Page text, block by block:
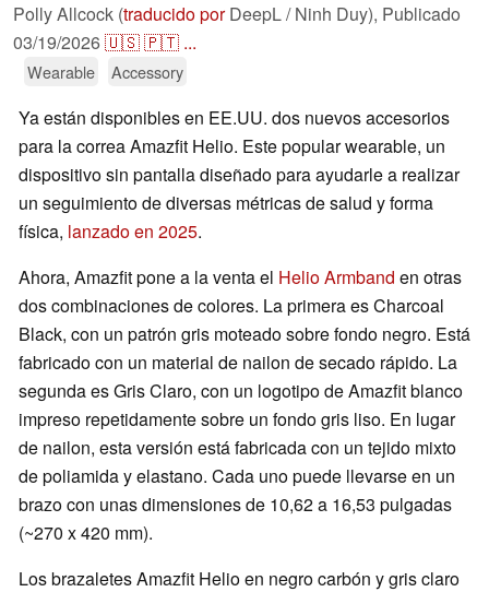
Polly Allcock (traducido porDeepL / Ninh Duy), Publicado
03/19/2026🇺🇸🇵🇹 ...
Wearable Accessory
Ya están disponibles en EE.UU. dos nuevos accesorios
para la correa Amazfit Helio. Este popular wearable, un
dispositivo sin pantalla diseñado para ayudarle a realizar
un seguimiento de diversas métricas de salud y forma
física, lanzado en 2025.
Ahora, Amazfit pone a la venta el Helio Armband en otras
dos combinaciones de colores. La primera es Charcoal
Black, con un patrón gris moteado sobre fondo negro. Está
fabricado con un material de nailon de secado rápido. La
segunda es Gris Claro, con un logotipo de Amazfit blanco
impreso repetidamente sobre un fondo gris liso. En lugar
de nailon, esta versión está fabricada con un tejido mixto
de poliamida y elastano. Cada uno puede llevarse en un
brazo con unas dimensiones de 10,62 a 16,53 pulgadas
(~270 x 420 mm).
Los brazaletes Amazfit Helio en negro carbón y gris claro